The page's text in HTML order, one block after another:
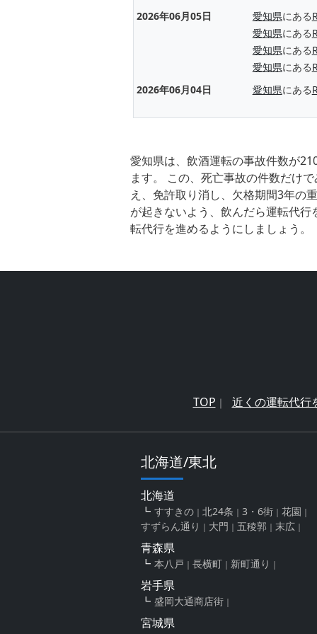
2026年06月05日
愛知県にある
愛知県にある
愛知県にある
愛知県にある
2026年06月04日
愛知県にある
愛知県は、飲酒運転の事故件数が
ます。 この、死亡事故の件数だけ
え、免許取り消し、欠格期間3年の
が起きないよう、飲んだら運転代
転代行を進めるようにしましょう。
TOP 近くの運転代行
北海道/東北
北海道
すすきの 北24条 3・6街
花園
すずらん通り
大門 五稜郭 末広
青森県
本八戸 長横町 新町通り
岩手県
盛岡大通商店街
宮城県